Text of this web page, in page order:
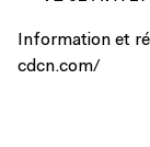
Information et
cdcn.com/